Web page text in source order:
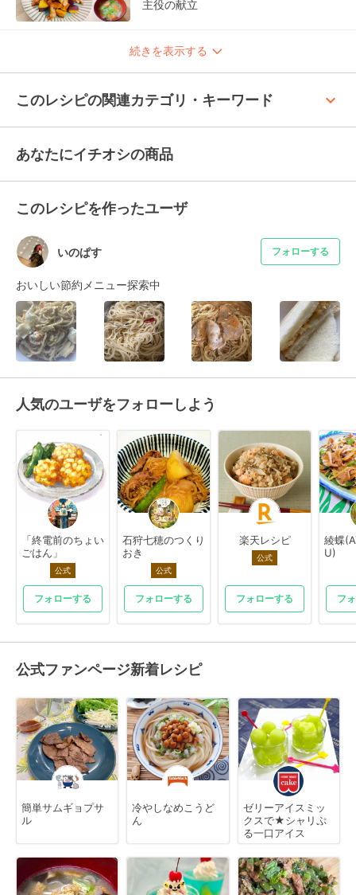
主役の献立
続きを表示する
このレシピの関連カテゴリ・キーワード keyboard_arrow_up
あなたにイチオシの商品
このレシピを作ったユーザ
いのぱす フォローする
おいしい節約メニュー探索中
人気のユーザをフォローしよう
「終電前のちょい
ごはん」
公式
フォローする
石狩七穂のつくり
おき
公式
フォローする
楽天レシピ
公式
フォローする
綾蝶
U)
フ
公式ファンページ新着レシピ
簡単サムギョプサ
ル
冷やしなめこうど
ん
ゼリーアイスミッ
クスで★シャリぷ
る一口アイス